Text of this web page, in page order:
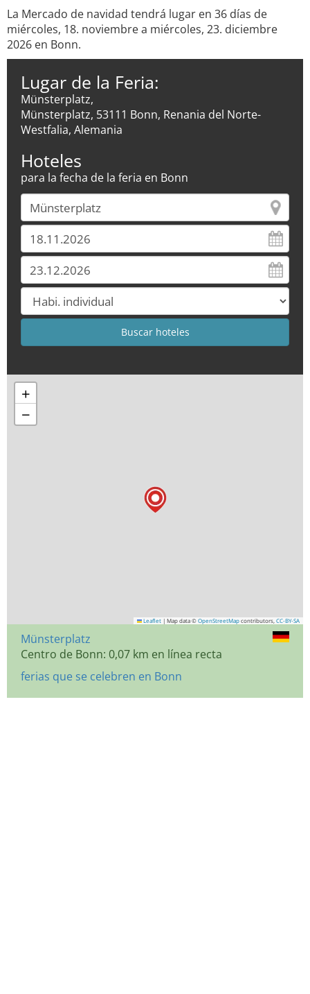
La Mercado de navidad tendrá lugar en 36 días de
miércoles, 18. noviembre a miércoles, 23. diciembre
2026 en Bonn.
Lugar de la Feria:
Münsterplatz,
Münsterplatz, 53111 Bonn, Renania del Norte-
Westfalia, Alemania
Hoteles
para la fecha de la feria en Bonn
+
−
Leaflet | Map data © OpenStreetMap contributors, CC-BY-SA
Münsterplatz
Centro de Bonn: 0,07 km en línea recta
ferias que se celebren en Bonn